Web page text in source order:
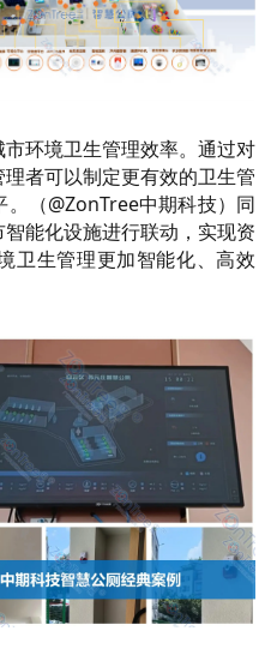
环境卫生管理效率。通过对
者可以制定更有效的卫生管
（@ZonTree中期科技）同
能化设施进行联动，实现资
卫生管理更加智能化、高效